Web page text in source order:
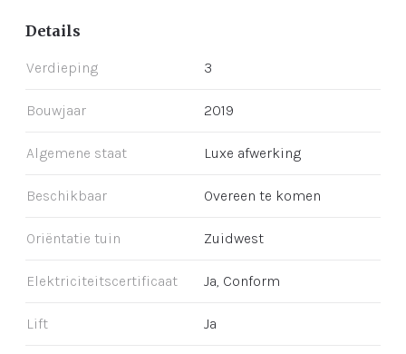
Details
Verdieping 3
Bouwjaar 2019
Algemene staat Luxe afwerking
Beschikbaar Overeen te komen
Oriëntatie tuin Zuidwest
Elektriciteitscertificaat Ja, Conform
Lift Ja